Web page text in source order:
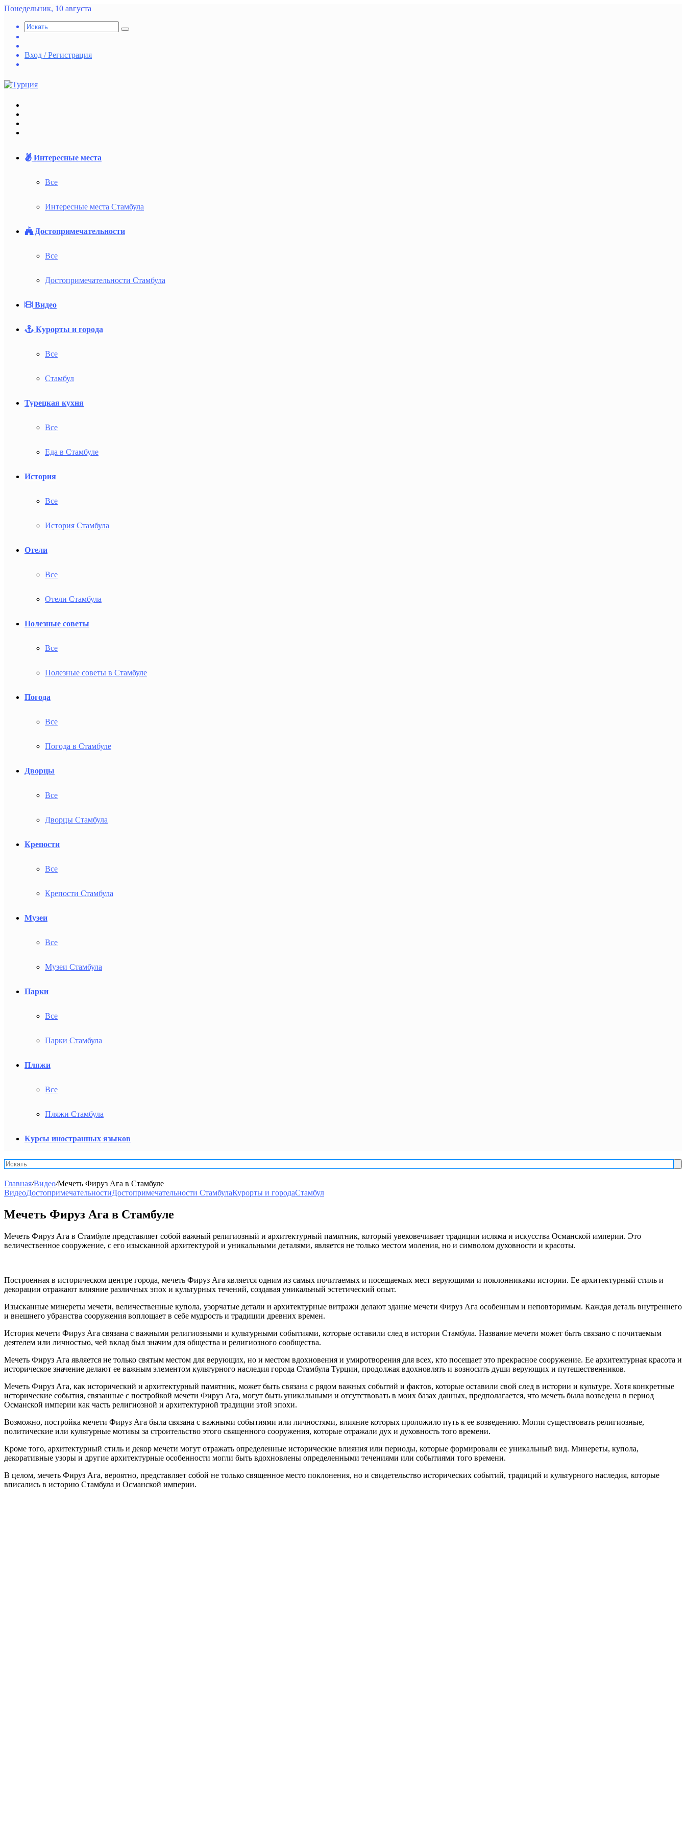
Понедельник, 10 августа
Искать
статья
Вход / Регистрация
Интересные места
Все
Интересные места Стамбула
Достопримечательности
Все
Достопримечательности Стамбула
Видео
Курорты и города
Все
Стамбул
Турецкая кухня
Все
Еда в Стамбуле
История
Все
История Стамбула
Отели
Все
Отели Стамбула
Полезные советы
Все
Полезные советы в Стамбуле
Погода
Все
Погода в Стамбуле
Дворцы
Все
Дворцы Стамбула
Крепости
Все
Крепости Стамбула
Музеи
Все
Музеи Стамбула
Парки
Все
Парки Стамбула
Пляжи
Все
Пляжи Стамбула
Курсы иностранных языков
Главная/Видео/Мечеть Фируз Ага в Стамбуле
ВидеоДостопримечательностиДостопримечательности СтамбулаКурорты и городаСтамбул
Мечеть Фируз Ага в Стамбуле
Мечеть Фируз Ага в Стамбуле представляет собой важный религиозный и архитектурный памятник, который увековечивает традиции исляма и искусства Османской империи. Это
величественное сооружение, с его изысканной архитектурой и уникальными деталями, является не только местом моления, но и символом духовности и красоты.
Построенная в историческом центре города, мечеть Фируз Ага является одним из самых почитаемых и посещаемых мест верующими и поклонниками истории. Ее архитектурный стиль и
декорации отражают влияние различных эпох и культурных течений, создавая уникальный эстетический опыт.
Изысканные минереты мечети, величественные купола, узорчатые детали и архитектурные витражи делают здание мечети Фируз Ага особенным и неповторимым. Каждая деталь внутреннего
и внешнего убранства сооружения воплощает в себе мудрость и традиции древних времен.
История мечети Фируз Ага связана с важными религиозными и культурными событиями, которые оставили след в истории Стамбула. Название мечети может быть связано с почитаемым
деятелем или личностью, чей вклад был значим для общества и религиозного сообщества.
Мечеть Фируз Ага является не только святым местом для верующих, но и местом вдохновения и умиротворения для всех, кто посещает это прекрасное сооружение. Ее архитектурная красота и
историческое значение делают ее важным элементом культурного наследия города Стамбула Турции, продолжая вдохновлять и возносить души верующих и путешественников.
Мечеть Фируз Ага, как исторический и архитектурный памятник, может быть связана с рядом важных событий и фактов, которые оставили свой след в истории и культуре. Хотя конкретные
исторические события, связанные с постройкой мечети Фируз Ага, могут быть уникальными и отсутствовать в моих базах данных, предполагается, что мечеть была возведена в период
Османской империи как часть религиозной и архитектурной традиции этой эпохи.
Возможно, постройка мечети Фируз Ага была связана с важными событиями или личностями, влияние которых проложило путь к ее возведению. Могли существовать религиозные,
политические или культурные мотивы за строительство этого священного сооружения, которые отражали дух и духовность того времени.
Кроме того, архитектурный стиль и декор мечети могут отражать определенные исторические влияния или периоды, которые формировали ее уникальный вид. Минереты, купола,
декоративные узоры и другие архитектурные особенности могли быть вдохновлены определенными течениями или событиями того времени.
В целом, мечеть Фируз Ага, вероятно, представляет собой не только священное место поклонения, но и свидетельство исторических событий, традиций и культурного наследия, которые
вписались в историю Стамбула и Османской империи.